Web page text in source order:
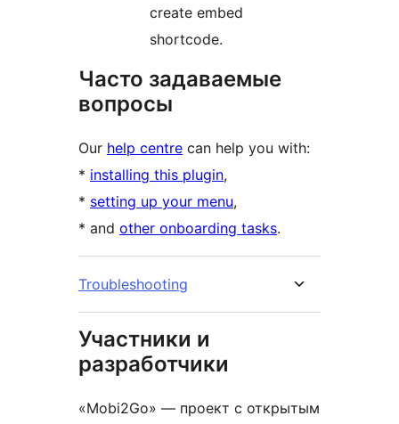
create embed
shortcode.
Часто задаваемые
вопросы
Our help centre can help you with:
* installing this plugin,
* setting up your menu,
* and other onboarding tasks.
Troubleshooting
Участники и
разработчики
«Mobi2Go» — проект с открытым